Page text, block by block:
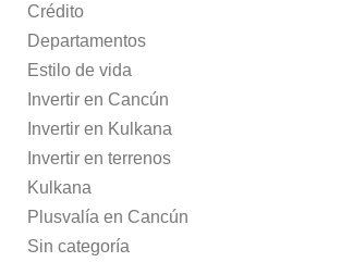
Crédito
Departamentos
Estilo de vida
Invertir en Cancún
Invertir en Kulkana
Invertir en terrenos
Kulkana
Plusvalía en Cancún
Sin categoría